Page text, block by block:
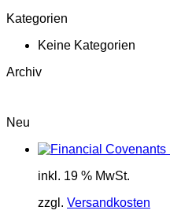
Kategorien
Keine Kategorien
Archiv
Neu
inkl. 19 % MwSt.
zzgl. Versandkosten